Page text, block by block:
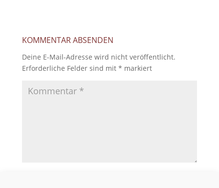
KOMMENTAR ABSENDEN
Deine E-Mail-Adresse wird nicht veröffentlicht.
Erforderliche Felder sind mit * markiert